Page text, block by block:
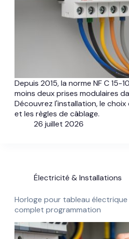
Depuis 2015, la norme NF C 15-
moins deux prises modulaires
Découvrez l'installation, le choix
et les règles de câblage.
26 juillet 2026
Électricité & Installations
Horloge pour tableau électrique
complet programmation